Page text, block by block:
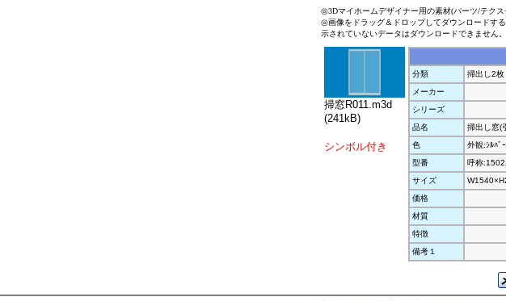
◎3Dマイホームデザイナー用の素材(パーツ/テクス
◎画像をドラッグ＆ドロップしてダウンロードす
示されていないデータはダウンロードできません。
掃窓R011.m3d
(241kB)
シンボル付き
分類
掃出し2枚
メーカー
シリーズ
品名
掃出し窓(
色
外観:ｼﾙﾊﾞ
型番
呼称
サイズ
価格
材質
特徴
備考１